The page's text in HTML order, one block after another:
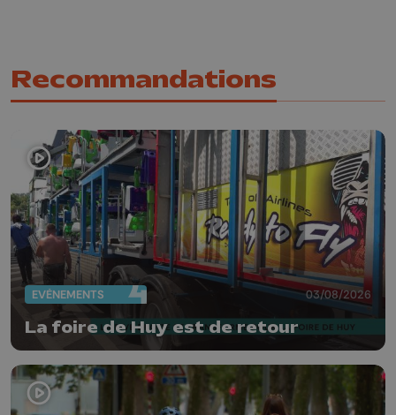
Recommandations
EVÈNEMENTS 03/08/2026
La foire de Huy est de retour